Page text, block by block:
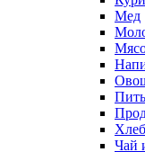
Мед
Хлеб
Чай